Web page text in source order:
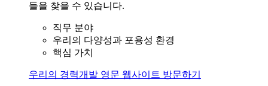
들을 찾을 수 있습니다.
직무 분야
우리의 다양성과 포용성 환경
핵심 가치
우리의 경력개발 영문 웹사이트 방문하기